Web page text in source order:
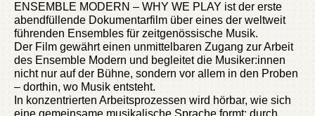
ENSEMBLE MODERN – WHY WE PLAY ist der erste
abendfüllende Dokumentarfilm über eines der weltweit
führenden Ensembles für zeitgenössische Musik.
Der Film gewährt einen unmittelbaren Zugang zur Arbeit
des Ensemble Modern und begleitet die Musiker:innen
nicht nur auf der Bühne, sondern vor allem in den Proben
– dorthin, wo Musik entsteht.
In konzentrierten Arbeitsprozessen wird hörbar, wie sich
eine gemeinsame musikalische Sprache formt: durch